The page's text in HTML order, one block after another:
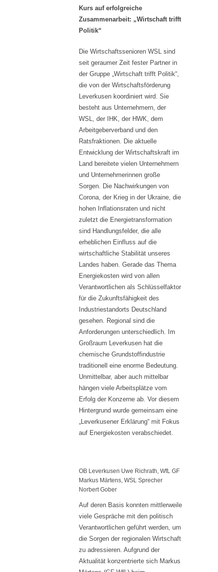
Kurs auf erfolgreiche
Zusammenarbeit: „Wirtschaft trifft
Politik“
Die Wirtschaftssenioren WSL sind
seit geraumer Zeit fester Partner in
der Gruppe „Wirtschaft trifft Politik“,
die von der Wirtschaftsförderung
Leverkusen koordiniert wird. Sie
besteht aus Unternehmern, der
WSL, der IHK, der HWK, dem
Arbeitgeberverband und den
Ratsfraktionen. Die aktuelle
Entwicklung der Wirtschaftskraft im
Land bereitete vielen Unternehmern
und Unternehmerinnen große
Sorgen. Die Nachwirkungen von
Corona, der Krieg in der Ukraine, die
hohen Inflationsraten und nicht
zuletzt die Energietransformation
sind Handlungsfelder, die alle
erheblichen Einfluss auf die
wirtschaftliche Stabilität unseres
Landes haben. Gerade das Thema
Energiekosten wird von allen
Verantwortlichen als Schlüsselfaktor
für die Zukunftsfähigkeit des
Industriestandorts Deutschland
gesehen. Regional sind die
Anforderungen unterschiedlich. Im
Großraum Leverkusen hat die
chemische Grundstoffindustrie
traditionell eine enorme Bedeutung.
Unmittelbar, aber auch mittelbar
hängen viele Arbeitsplätze vom
Erfolg der Konzerne ab. Vor diesem
Hintergrund wurde gemeinsam eine
„Leverkusener Erklärung“ mit Fokus
auf Energiekosten verabschiedet.
OB Leverkusen Uwe Richrath, WfL GF
Markus Märtens, WSL Sprecher
Norbert Gober
Auf deren Basis konnten mittlerweile
viele Gespräche mit den politisch
Verantwortlichen geführt werden, um
die Sorgen der regionalen Wirtschaft
zu adressieren. Aufgrund der
Aktualität konzentrierte sich Markus